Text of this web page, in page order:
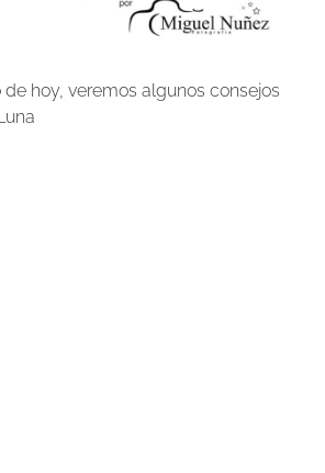
hoy, veremos algunos consejos